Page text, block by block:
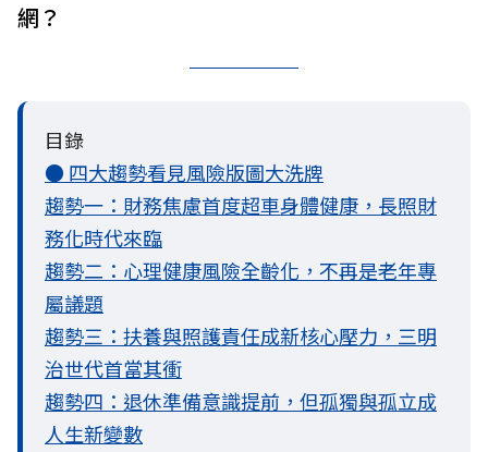
網？
目錄
● 四大趨勢看見風險版圖大洗牌
趨勢一：財務焦慮首度超車身體健康，長照財
務化時代來臨
趨勢二：心理健康風險全齡化，不再是老年專
屬議題
趨勢三：扶養與照護責任成新核心壓力，三明
治世代首當其衝
趨勢四：退休準備意識提前，但孤獨與孤立成
人生新變數